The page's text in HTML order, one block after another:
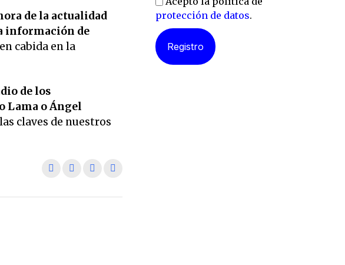
de la actualidad
información de
cabida en la
de los
Lama o Ángel
claves de nuestros
protección de datos.